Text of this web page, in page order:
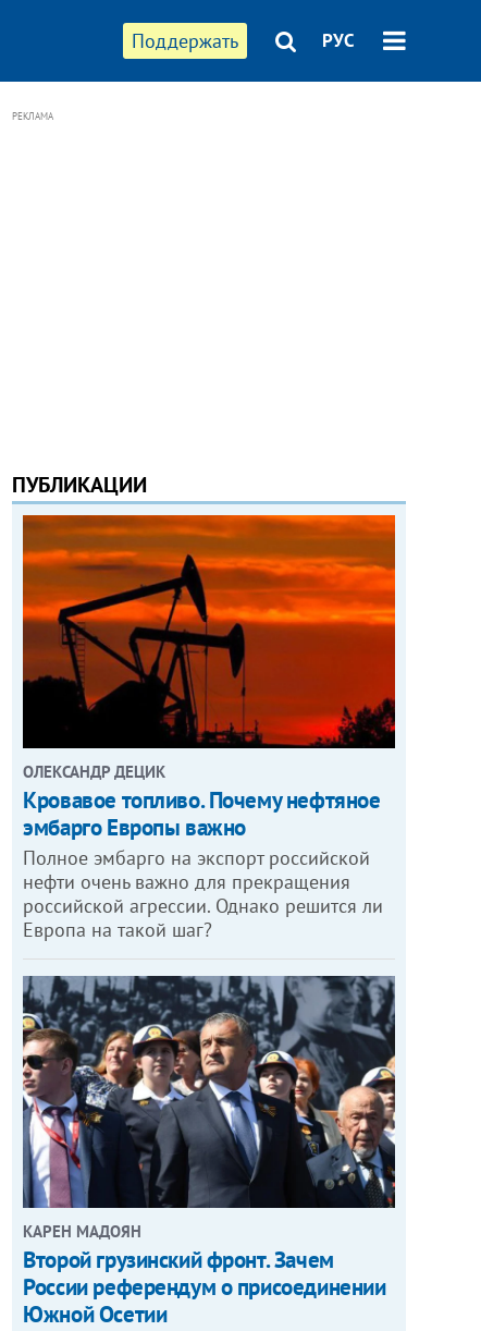
Поддержать РУС
РЕКЛАМА
ПУБЛИКАЦИИ
ОЛЕКСАНДР ДЕЦИК
Кровавое топливо. Почему нефтяное
эмбарго Европы важно
Полное эмбарго на экспорт российской
нефти очень важно для прекращения
российской агрессии. Однако решится ли
Европа на такой шаг?
КАРЕН МАДОЯН
Второй грузинский фронт. Зачем
России референдум о присоединении
Южной Осетии